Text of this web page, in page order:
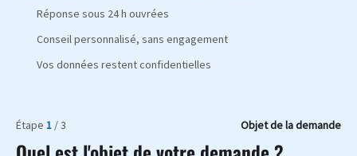
Réponse sous 24 h ouvrées
Conseil personnalisé, sans engagement
Vos données restent confidentielles
Étape 1 / 3 Objet de la demande